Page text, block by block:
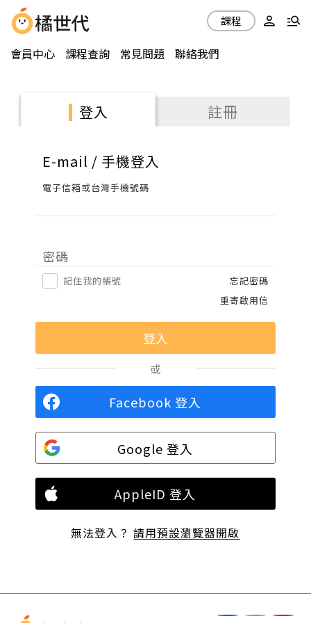
會員中心 課程查詢 常見問題 聯絡我們
課程
登入 註冊
E-mail / 手機登入
電子信箱或台灣手機號碼
密碼
記住我的帳號
忘記密碼
重寄啟用信
或
Facebook 登入
Google 登入
AppleID 登入
無法登入？請用預設瀏覽器開啟